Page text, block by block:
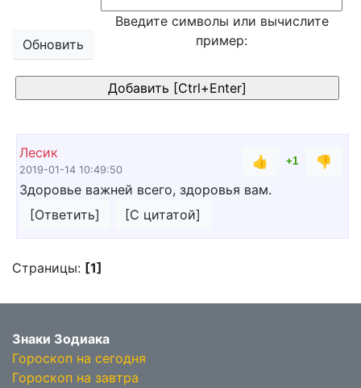
Обновить
Введите символы или вычислите
пример:
Лесик
2019-01-14 10:49:50
👍 +1
👎
Здоровье важней всего, здоровья вам.
[Ответить]
[С цитатой]
Страницы: [1]
Знаки Зодиака
Гороскоп на сегодня
Гороскоп на завтра